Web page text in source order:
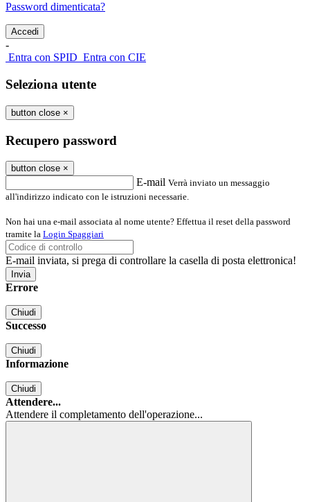
Password dimenticata?
-
Entra con SPID Entra con CIE
Seleziona utente
button close ×
Recupero password
button close ×
E-mail Verrà inviato un messaggio
all'indirizzo indicato con le istruzioni necessarie.
Non hai una e-mail associata al nome utente? Effettua il reset della password
tramite la Login Spaggiari
E-mail inviata, si prega di controllare la casella di posta elettronica!
Errore
Chiudi
Successo
Chiudi
Informazione
Chiudi
Attendere...
Attendere il completamento dell'operazione...